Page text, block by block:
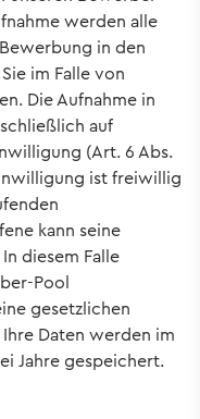
werden alle
in den
im Falle von
Die Aufnahme in
auf
(Art. 6 Abs.
ist freiwillig
kann seine
diesem Falle
Pool
gesetzlichen
Daten werden im
Jahre gespeichert.